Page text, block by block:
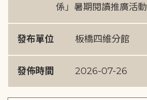
係」暑期閱讀推廣活動
發布單位 板橋四維分館
發佈時間 2026-07-26